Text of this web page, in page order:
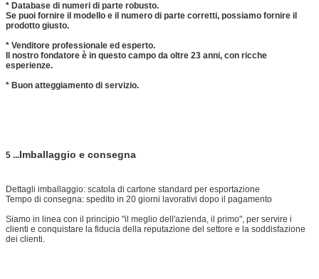
* Database di numeri di parte robusto.
Se puoi fornire il modello e il numero di parte corretti, possiamo fornire il
prodotto giusto.
* Venditore professionale ed esperto.
Il nostro fondatore è in questo campo da oltre 23 anni, con ricche
esperienze.
* Buon atteggiamento di servizio.
5 ...Imballaggio e consegna
Dettagli imballaggio: scatola di cartone standard per esportazione
Tempo di consegna: spedito in 20 giorni lavorativi dopo il pagamento
Siamo in linea con il principio "il meglio dell'azienda, il primo", per servire i
clienti e conquistare la fiducia della reputazione del settore e la soddisfazione
dei clienti.